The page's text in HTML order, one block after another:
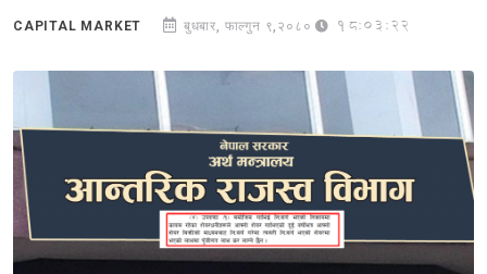
CAPITAL MARKET बुधबार, फाल्गुन ९,२०८० 18:03:22